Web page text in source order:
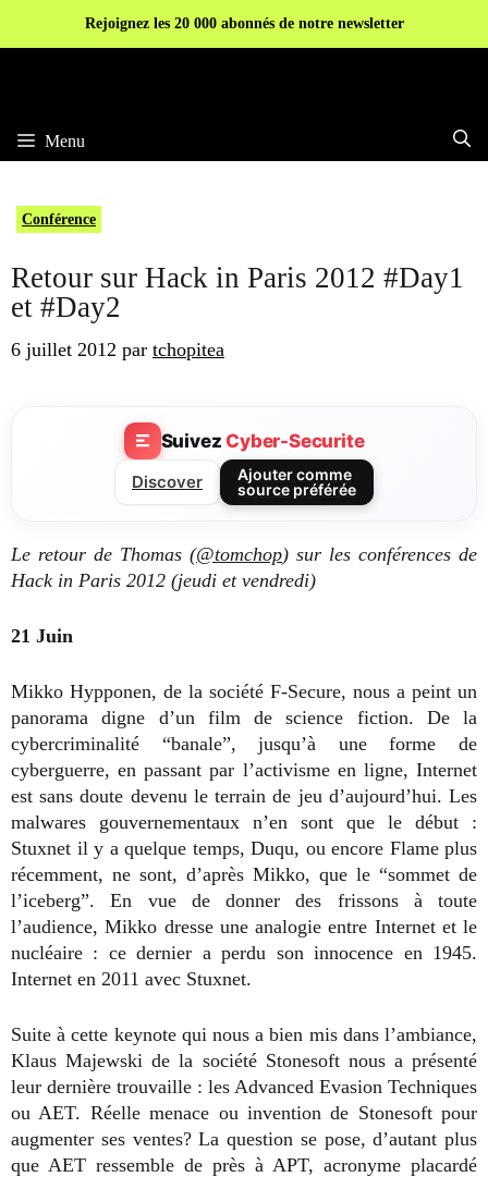
Rejoignez les 20 000 abonnés de notre newsletter
Menu
Conférence
Retour sur Hack in Paris 2012 #Day1
et #Day2
6 juillet 2012 par tchopitea
SuivezCyber-Securite
Discover
Ajouter comme
source préférée
Le retour de Thomas (@tomchop) sur les conférences de
Hack in Paris 2012 (jeudi et vendredi)
21 Juin
Mikko Hypponen, de la société F-Secure, nous a peint un
panorama digne d’un film de science fiction. De la
cybercriminalité “banale”, jusqu’à une forme de
cyberguerre, en passant par l’activisme en ligne, Internet
est sans doute devenu le terrain de jeu d’aujourd’hui. Les
malwares gouvernementaux n’en sont que le début :
Stuxnet il y a quelque temps, Duqu, ou encore Flame plus
récemment, ne sont, d’après Mikko, que le “sommet de
l’iceberg”. En vue de donner des frissons à toute
l’audience, Mikko dresse une analogie entre Internet et le
nucléaire : ce dernier a perdu son innocence en 1945.
Internet en 2011 avec Stuxnet.
Suite à cette keynote qui nous a bien mis dans l’ambiance,
Klaus Majewski de la société Stonesoft nous a présenté
leur dernière trouvaille : les Advanced Evasion Techniques
ou AET. Réelle menace ou invention de Stonesoft pour
augmenter ses ventes? La question se pose, d’autant plus
que AET ressemble de près à APT, acronyme placardé